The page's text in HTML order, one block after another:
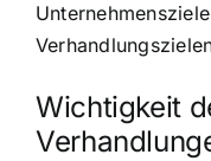
Wichtigkeit